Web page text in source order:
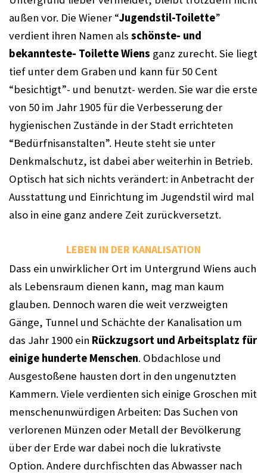
außen vor. Die Wiener “Jugendstil-Toilette”
verdient ihren Namen als schönste- und
bekannteste- Toilette Wiens ganz zurecht. Sie liegt
tief unter dem Graben und kann für 50 Cent
“besichtigt”- und benutzt- werden. Sie war die erste
von 50 im Jahr 1905 für die Verbesserung der
hygienischen Zustände in der Stadt errichteten
“Bedürfnisanstalten”. Heute steht sie unter
Denkmalschutz, ist dabei aber weiterhin in Betrieb.
Optisch hat sich nichts verändert: in Anbetracht der
Ausstattung und Einrichtung im Jugendstil wird mal
also in eine ganz andere Zeit zurückversetzt.
LEBEN IN DER KANALISATION
Dass ein unwirklicher Ort im Untergrund Wiens auch
als Lebensraum dienen kann, mag man kaum
glauben. Dennoch waren die weit verzweigten
Gänge, Tunnel und Schächte der Kanalisation um
das Jahr 1900 ein Rückzugsort und Arbeitsplatz für
einige hunderte Menschen. Obdachlose und
Ausgestoßene hausten dort in den ungenutzten
Kammern. Viele verdienten sich einige Groschen mit
menschenunwürdigen Arbeiten: Das Suchen von
verlorenen Münzen oder Metall der Bevölkerung
über der Erde war dabei noch die lukrativste
Option. Andere durchfischten das Abwasser nach